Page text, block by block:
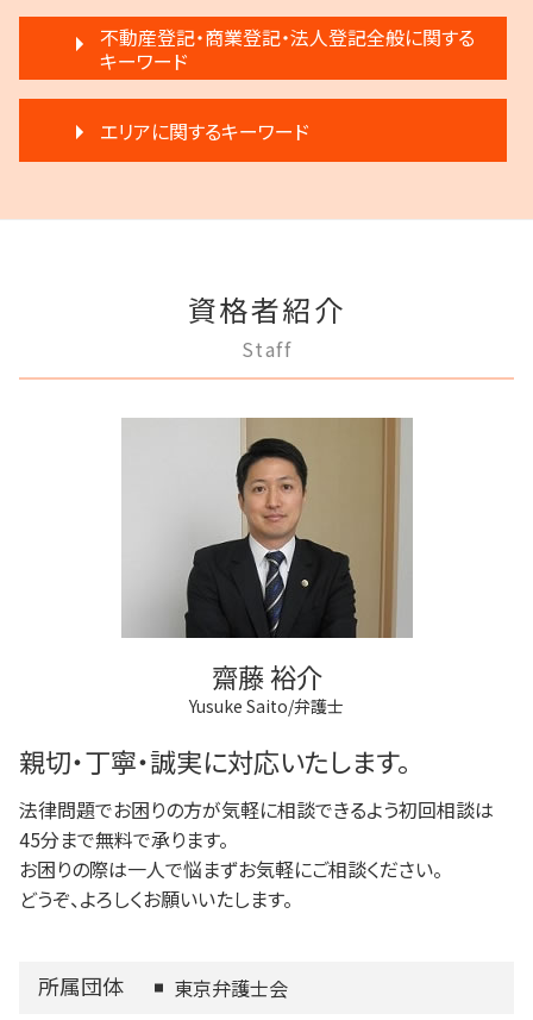
相続 遠方
相続 分割協議書
相続 分割
遺産分割 弁護士 メリット
相続登記 義務化 過去の相続
相続 弁護士費用
相続 遺留分 割合
退去 立会い トラブル
不動産 明け渡し 期間
賃料増額 借地借家法
賃料増額 交渉
家賃 値上げ 交渉
不動産 弁護士
家賃 滞納 分割 支払い
家賃 滞納 法的措置
調停離婚 流れ
離婚 浮気 慰謝料
離婚 条件
離婚 不受理届
離婚 円満
調停離婚 協議離婚
任意整理 弁護士
民事再生 弁護士
借金 延滞金
任意整理 不動産
民事再生 個人
任意整理 銀行
破産 賠償金
成年後見 デメリット
任意後見制度 できること
任意後見制度 家族信託
成年後見 不正
任意後見制度 代理人
任意後見制度 申し立て
成年後見制度 手続き
成年後見人 手続き 家族
成年後見人制度 申し立て
任意後見制度 弁護士
不動産登記・商業登記・法人登記全般に関する
キーワード
法人登記 メリット
不動産登記
法人登記 マンション
登記手続き 弁護士
不動産登記 売主
商業登記 合併
不動産登記 期限
登記手続き 法人
不動産登記 弁護士
エリアに関するキーワード
府中市 相続
調布市 成年後見
調布市 不動産トラブル
三鷹市 相続
調布市 登記全般
多摩市 不動産トラブル
狛江市 離婚 相談
稲城市 不動産トラブル
資格者紹介
Staff
齋藤 裕介
Yusuke Saito/弁護士
親切・丁寧・誠実に対応いたします。
法律問題でお困りの方が気軽に相談できるよう初回相談は
45分まで無料で承ります。
お困りの際は一人で悩まずお気軽にご相談ください。
どうぞ、よろしくお願いいたします。
所属団体 東京弁護士会